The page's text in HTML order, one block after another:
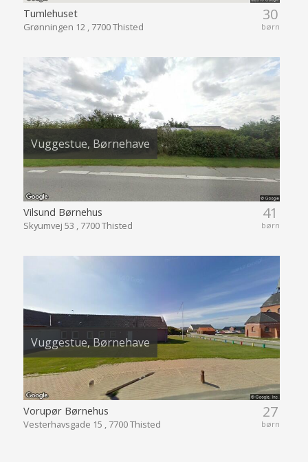
30
børn
Tumlehuset
Grønningen 12 , 7700 Thisted
Vuggestue, Børnehave
41
børn
Vilsund Børnehus
Skyumvej 53 , 7700 Thisted
Vuggestue, Børnehave
27
børn
Vorupør Børnehus
Vesterhavsgade 15 , 7700 Thisted